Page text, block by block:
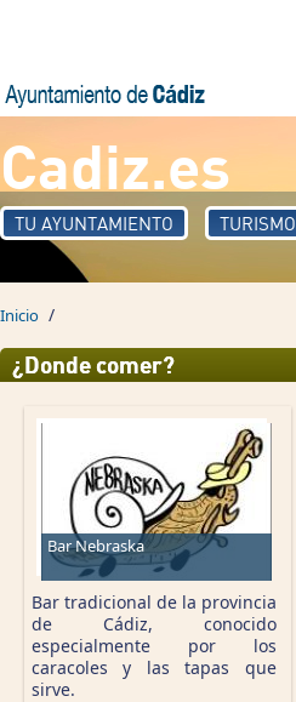
Cadiz.es
TU AYUNTAMIENTO TURISMO
Inicio /
¿Donde comer?
Bar Nebraska
Bar tradicional de la provincia
de Cádiz, conocido
especialmente por los
caracoles y las tapas que
sirve.
Páginas